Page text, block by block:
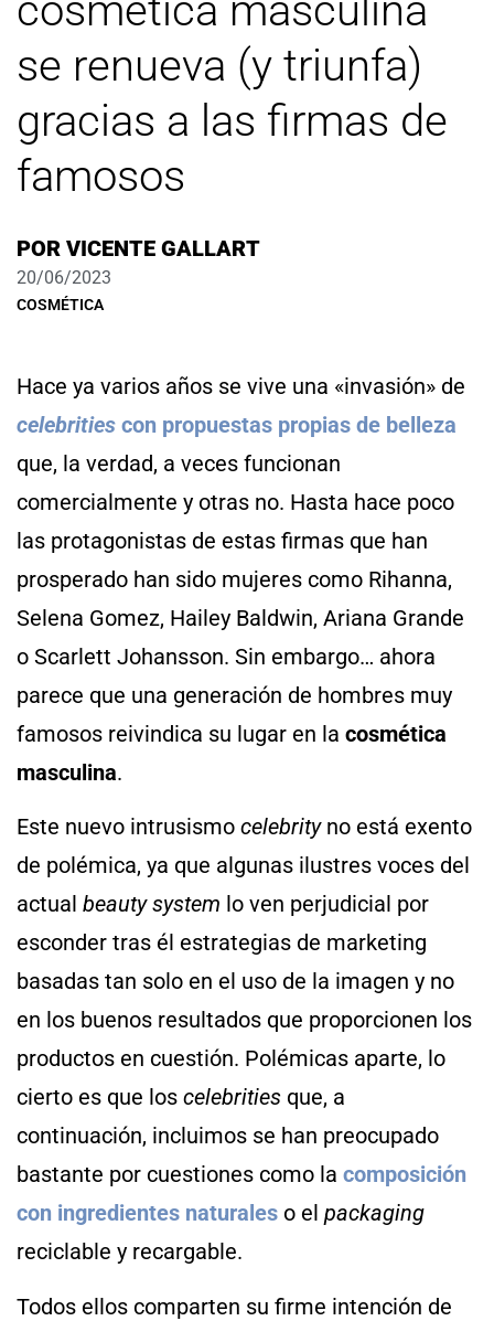
se renueva (y triunfa)
gracias a las firmas de
famosos
POR VICENTE GALLART
20/06/2023
COSMÉTICA
Hace ya varios años se vive una «invasión» de
celebrities con propuestas propias de belleza
que, la verdad, a veces funcionan
comercialmente y otras no. Hasta hace poco
las protagonistas de estas firmas que han
prosperado han sido mujeres como Rihanna,
Selena Gomez, Hailey Baldwin, Ariana Grande
o Scarlett Johansson. Sin embargo… ahora
parece que una generación de hombres muy
famosos reivindica su lugar en la cosmética
masculina.
Este nuevo intrusismo celebrityno está exento
de polémica, ya que algunas ilustres voces del
actual beauty system lo ven perjudicial por
esconder tras él estrategias de marketing
basadas tan solo en el uso de la imagen y no
en los buenos resultados que proporcionen los
productos en cuestión. Polémicas aparte, lo
cierto es que los celebrities que, a
continuación, incluimos se han preocupado
bastante por cuestiones como la composición
con ingredientes naturales o el packaging
reciclable y recargable.
Todos ellos comparten su firme intención de